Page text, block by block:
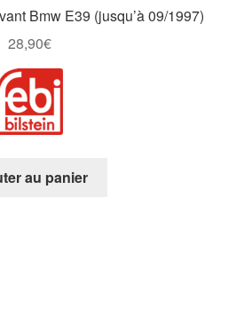
Bmw E39 (jusqu’à 09/1997)
28,90€
au panier